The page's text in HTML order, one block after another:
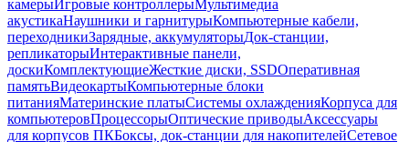
камерыИгровые контроллерыМультимедиа
акустикаНаушники и гарнитурыКомпьютерные кабели,
переходникиЗарядные, аккумуляторыДок-станции,
репликаторыИнтерактивные панели,
доскиКомплектующиеЖесткие диски, SSDОперативная
памятьВидеокартыКомпьютерные блоки
питанияМатеринские платыСистемы охлажденияКорпуса для
компьютеровПроцессорыОптические приводыАксессуары
для корпусов ПКБоксы, док-станции для накопителейСетевое